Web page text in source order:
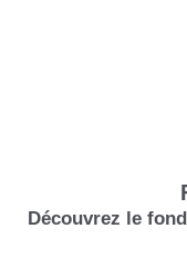
Découvrez le